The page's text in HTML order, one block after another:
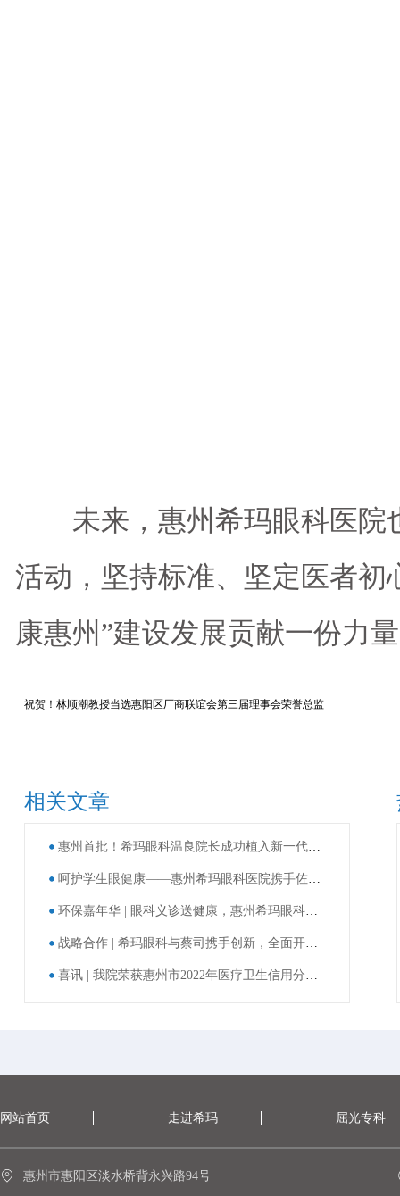
未来，惠州希玛眼科医院
活动，坚持标准、坚定医者初
康惠州”建设发展贡献一份力
祝贺！林顺潮教授当选惠阳区厂商联谊会第三届理事会荣誉总监
相关文章
惠州首批！希玛眼科温良院长成功植入新一代老视矫正型人工晶体
呵护学生眼健康——惠州希玛眼科医院携手佐坑小学、禾多小学开展第7个全国近视防控宣传教育月系列活动
环保嘉年华 | 眼科义诊送健康，惠州希玛眼科被授予“爱心单位”称号！
战略合作 | 希玛眼科与蔡司携手创新，全面开展数字化服务升级
喜讯 | 我院荣获惠州市2022年医疗卫生信用分级评价A级
网站首页 走进希玛 屈光专科
惠州市惠阳区淡水桥背永兴路94号